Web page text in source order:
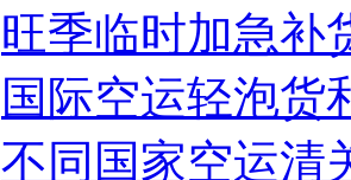
旺季临时加急补
国际空运轻泡货
不同国家空运清